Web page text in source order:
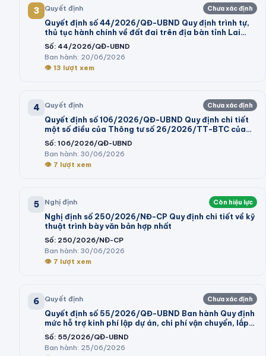
3 Quyết định Chưa xác định
Quyết định số 44/2026/QĐ-UBND Quy định trình tự,
thủ tục hành chính về đất đai trên địa bàn tỉnh Lai
Châu
Số: 44/2026/QĐ-UBND
Ban hành: 20/06/2026
👁 13 lượt xem
4 Quyết định Chưa xác định
Quyết định số 106/2026/QĐ-UBND Quy định chi tiết
một số điều của Thông tư số 26/2026/TT-BTC của
Bộ trưởng Bộ Tài chính hướng dẫn thi hành một số điều
của Nghị định số 73/2026/NĐ-CP ngày 10 tháng 3
năm 2026 của Chính phủ quy định chi tiết và hướng
dẫn thi hành một số điều của Luật Ngân sách nhà nước
Số: 106/2026/QĐ-UBND
Ban hành: 30/06/2026
👁 7 lượt xem
5 Nghị định Còn hiệu lực
Nghị định số 250/2026/NĐ-CP Quy định chi tiết về kỹ
thuật trình bày văn bản hợp nhất
Số: 250/2026/NĐ-CP
Ban hành: 30/06/2026
👁 7 lượt xem
6 Quyết định Chưa xác định
Quyết định số 55/2026/QĐ-UBND Ban hành Quy định
mức hỗ trợ kinh phí lập dự án, chi phí vận chuyển, lắp
đặt máy móc, dây chuyền thiết bị vào cụm công
nghiệp theo Nghị định số 32/2024/NĐ-CP của Chính
phủ và trình tự, thủ tục thực hiện chính sách hỗ trợ tại
Số: 55/2026/QĐ-UBND
Ban hành: 25/06/2026